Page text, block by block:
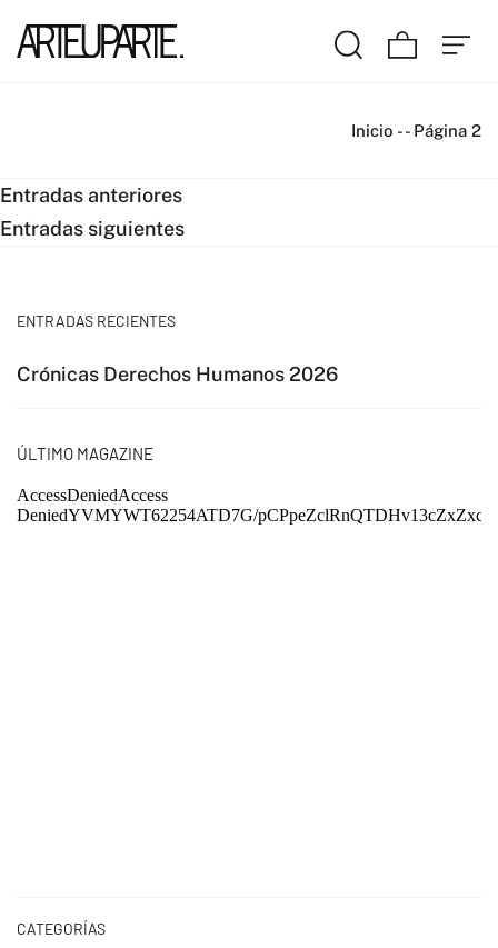
Inicio -- Página 2
Navegación
de
Entradas anteriores
Entradas siguientes
ENTRADAS RECIENTES
Crónicas Derechos Humanos 2026
ÚLTIMO MAGAZINE
CATEGORÍAS